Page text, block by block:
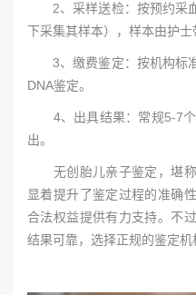
2、采样送检：按预约采血
下采集其样本），样本由护士
3、缴费鉴定：按机构标
DNA鉴定。
4、出具结果：常规5-7个
出。
无创胎儿亲子鉴定，堪称
显着提升了鉴定过程的准确
合法权益提供有力支持。不
结果可靠，选择正规的鉴定机